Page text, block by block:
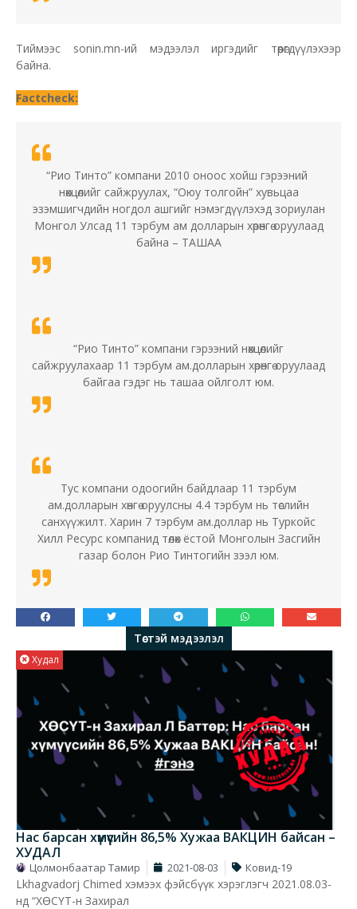
Тиймээс sonin.mn-ий мэдээлэл иргэдийг төөрөгдүүлэхээр
байна.
Factcheck:
“Рио Тинто” компани 2010 оноос хойш гэрээний
нөхцөлийг сайжруулах, “Оюу толгойн” хувьцаа
эзэмшигчдийн ногдол ашгийг нэмэгдүүлэхэд зориулан
Монгол Улсад 11 тэрбум ам долларын хөрөнгө оруулаад
байна – ТАШАА
“Рио Тинто” компани гэрээний нөхцөлийг
сайжруулахаар 11 тэрбум ам.долларын хөрөнгө оруулаад
байгаа гэдэг нь ташаа ойлголт юм.
Тус компани одоогийн байдлаар 11 тэрбум
ам.долларын хөнгө оруулсны 4.4 тэрбум нь төслийн
санхүүжилт. Харин 7 тэрбум ам.доллар нь Туркойс
Хилл Ресурс компанид төлөх ёстой Монголын Засгийн
газар болон Рио Тинтогийн зээл юм.
Төстэй мэдээлэл
Худал
Нас барсан хүмүүсийн 86,5% Хужаа ВАКЦИН байсан –
ХУДАЛ
Цолмонбаатар Тамир 2021-08-03 Ковид-19
Lkhagvadorj Chimed хэмээх фэйсбүүк хэрэглэгч 2021.08.03-
нд “ХӨСҮТ-н Захирал